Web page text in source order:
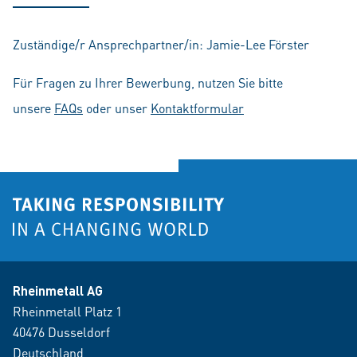
Zuständige/r Ansprechpartner/in: Jamie-Lee Förster
Für Fragen zu Ihrer Bewerbung, nutzen Sie bitte
unsere FAQs oder unser Kontaktformular
Rheinmetall AG
Rheinmetall Platz 1
40476 Dusseldorf
Deutschland